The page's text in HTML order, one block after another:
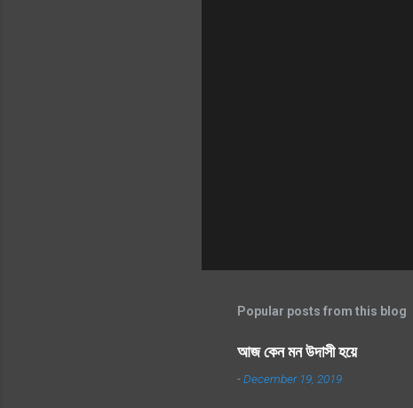
Popular posts from this blog
আজ কেন মন উদাসী হয়ে
-December 19, 2019